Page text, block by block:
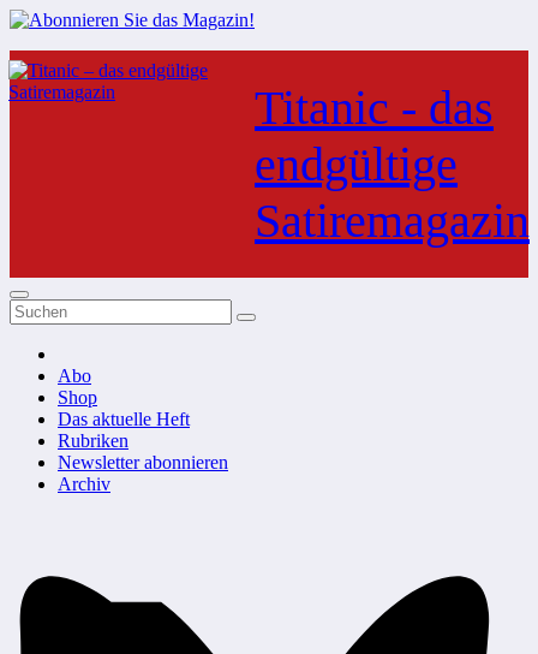
Zum
Inhalt
springen
Titanic - das
endgültige
Satiremagazin
Abo
Shop
Das aktuelle Heft
Rubriken
Newsletter abonnieren
Archiv